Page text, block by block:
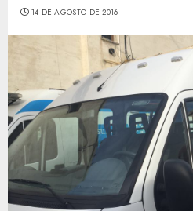
14 DE AGOSTO DE 2016